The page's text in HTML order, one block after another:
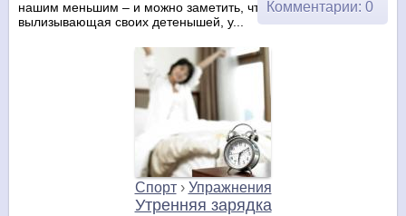
нашим меньшим – и можно заметить, что любая мать,
вылизывающая своих детенышей, у...
Комментарии: 0
Спорт› Упражнения
Утренняя зарядка